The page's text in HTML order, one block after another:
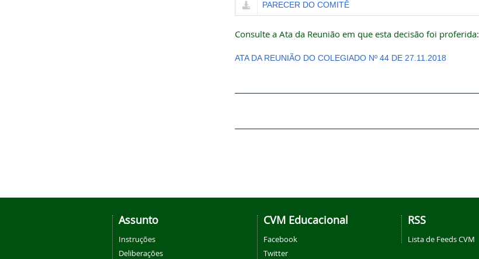
PARECER DO COMITÊ
Consulte a Ata da Reunião em que esta decisão foi proferida:
ATA DA REUNIÃO DO COLEGIADO Nº 44 DE 27.11.2018
Assunto
Instruções
Deliberações
CVM Educacional
Facebook
Twitter
RSS
Lista de Feeds CVM